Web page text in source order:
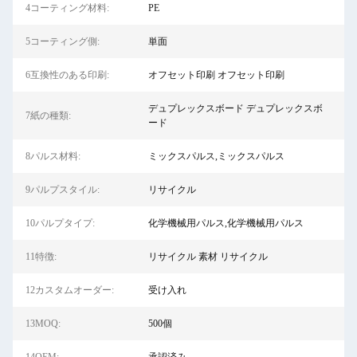
4コーティング材料: PE
5コーティング側: 単面
6互換性のある印刷: オフセット印刷 オフセット印刷
7紙の種類:
デュプレックスボード デュプレックスボ
ード
8パルス材料: ミックスパルス,ミックスパルス
9パルプスタイル: リサイクル
10パルプタイプ: 化学機械用パルス,化学機械用パルス
11特徴: リサイクル 素材 リサイクル
12カスタムオーダー: 受け入れ
13MOQ: 500個